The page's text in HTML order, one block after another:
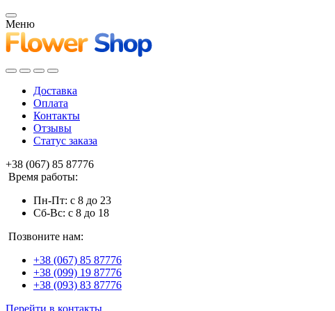
Меню
Доставка
Оплата
Контакты
Отзывы
Статус заказа
+38 (067) 85 87776
Время работы:
Пн-Пт: с 8 до 23
Сб-Вс: с 8 до 18
Позвоните нам:
+38 (067) 85 87776
+38 (099) 19 87776
+38 (093) 83 87776
Перейти в контакты